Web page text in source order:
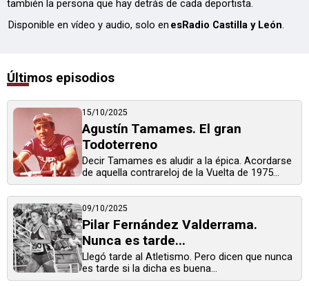
también la persona que hay detrás de cada deportista.
Disponible en vídeo y audio, solo en esRadio Castilla y León.
Últimos episodios
15/10/2025
Agustín Tamames. El gran
Todoterreno
Decir Tamames es aludir a la épica. Acordarse
de aquella contrareloj de la Vuelta de 1975...
09/10/2025
Pilar Fernández Valderrama.
Nunca es tarde...
Llegó tarde al Atletismo. Pero dicen que nunca
es tarde si la dicha es buena...